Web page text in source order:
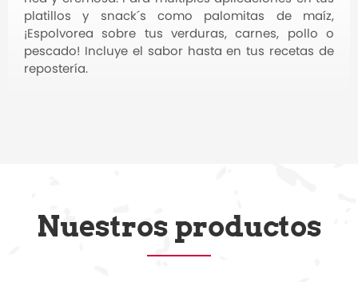
platillos y snack´s como palomitas de maíz,
¡Espolvorea sobre tus verduras, carnes, pollo o
pescado! Incluye el sabor hasta en tus recetas de
repostería.
Nuestros productos